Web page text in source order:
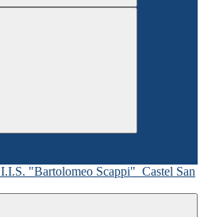
I.I.S. "Bartolomeo Scappi" Castel San